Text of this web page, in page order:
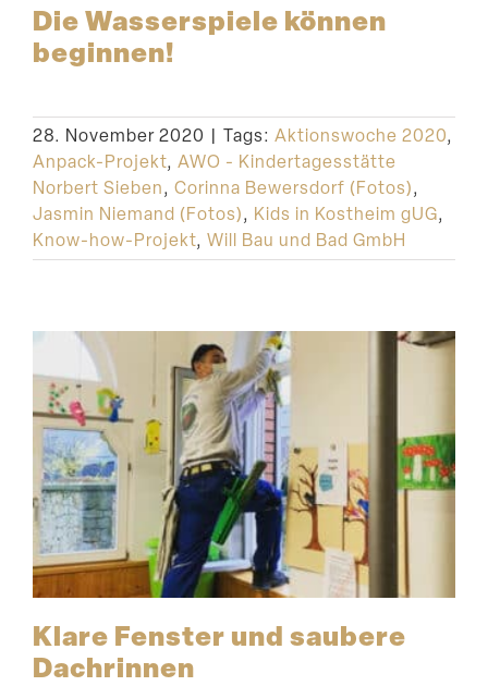
Die Wasser­spiele können
beginnen!
28. November 2020 | Tags: Aktionswoche 2020,
Anpack-Projekt, AWO - Kindertagesstätte
Norbert Sieben, Corinna Bewersdorf (Fotos),
Jasmin Niemand (Fotos), Kids in Kostheim gUG,
Know-how-Projekt, Will Bau und Bad GmbH
Klare Fenster und saubere
Dachrinnen